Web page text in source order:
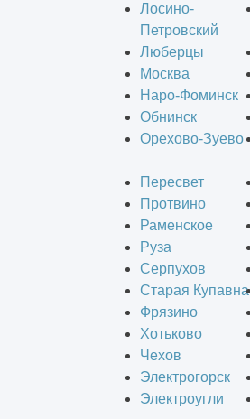
Лосино-
Петровский
Люберцы
Москва
Наро-Фоминск
Обнинск
Орехово-Зуево
Пересвет
Протвино
Раменское
Руза
Серпухов
Старая Купавна
Фрязино
Хотьково
Чехов
Электрогорск
Электроугли